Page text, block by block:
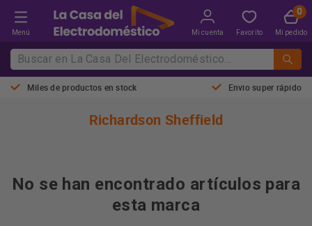
Menú Mi cuenta Favorito Mi pedido
Miles de productos en stock Envio super rápido
Richardson Sheffield
No se han encontrado artículos para
esta marca